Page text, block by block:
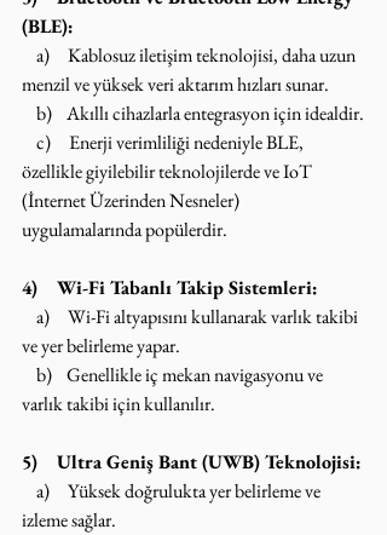
(BLE):
menzil ve yüksek veri aktarım hızları sunar.
    b)    Akıllı cihazlarla entegrasyon için idealdir.
özellikle giyilebilir teknolojilerde ve IoT
(İnternet Üzerinden Nesneler)
uygulamalarında popülerdir.
4)    Wi-Fi Tabanlı Takip Sistemleri:
ve yer belirleme yapar.
varlık takibi için kullanılır.
5)    Ultra Geniş Bant (UWB) Teknolojisi:
izleme sağlar.